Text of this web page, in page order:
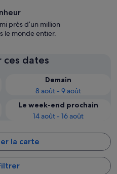
près d’un million
le monde entier.
ces dates
Demain
8 août - 9 août
Le week-end prochain
14 août - 16 août
la carte